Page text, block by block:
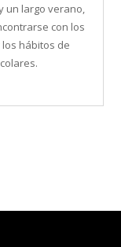
un largo verano,
con los
hábitos de